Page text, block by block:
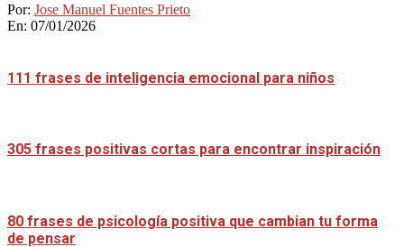
Por: Jose Manuel Fuentes Prieto
En: 07/01/2026
111 frases de inteligencia emocional para niños
305 frases positivas cortas para encontrar inspiración
80 frases de psicología positiva que cambian tu forma
de pensar